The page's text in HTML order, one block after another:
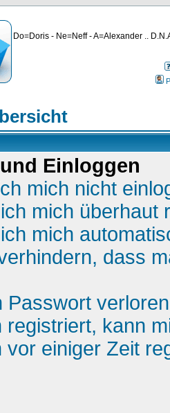
Do=Doris - Ne=Neff - A=Alexander ..
Einloggen
mich nicht
mich überhaut
mich
dass
Passwort
registriert, kann
vor einiger Zeit